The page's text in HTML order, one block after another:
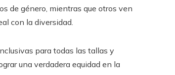
de género, mientras que otros ven
con la diversidad.
para todas las tallas y
una verdadera equidad en la